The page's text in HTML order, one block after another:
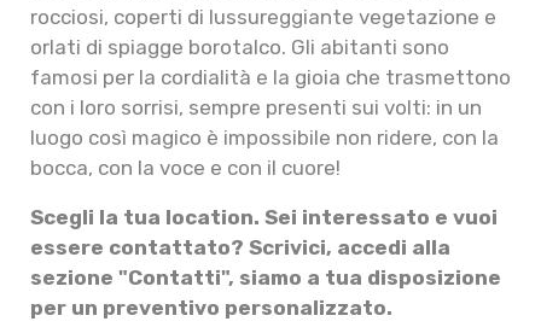
rocciosi, coperti di lussureggiante vegetazione e
orlati di spiagge borotalco. Gli abitanti sono
famosi per la cordialità e la gioia che trasmettono
con i loro sorrisi, sempre presenti sui volti: in un
luogo così magico è impossibile non ridere, con la
bocca, con la voce e con il cuore!
Scegli la tua location. Sei interessato e vuoi
essere contattato? Scrivici, accedi alla
sezione "Contatti", siamo a tua disposizione
per un preventivo personalizzato.